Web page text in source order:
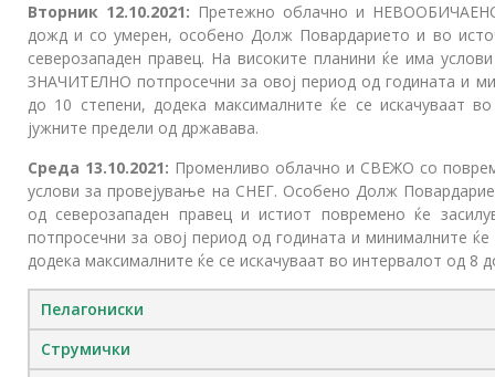
Вторник 12.10.2021: Претежно облачно и
дожд и со умерен, особено Долж Повардарието и во
северозападен правец. На високите планини ќе има
ЗНАЧИТЕЛНО потпросечни за овој период од годината и
до 10 степени, додека максимaлните ќе се искачуваат
јужните предели од државава.
Среда 13.10.2021: Променливо облачно и СВЕЖО со
услови за провејување на СНЕГ. Особено Долж
од северозападен правец и истиот повремено ќе
потпросечни за овој период од годината и минималните
додека максималните ќе се искачуваат во интервалот од 8
Пелагониски
Струмички